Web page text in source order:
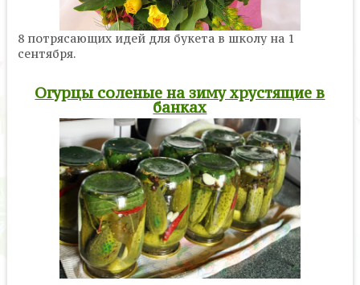
8 потрясающих идей для букета в школу на 1
сентября.
Огурцы соленые на зиму хрустящие в
банках